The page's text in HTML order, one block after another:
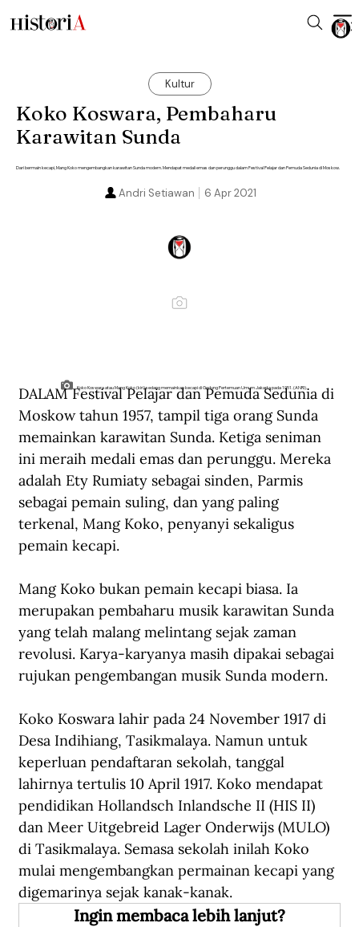
Kultur
Koko Koswara, Pembaharu
Karawitan Sunda
Dari bermain kecapi, Mang Koko mengembangkan karawitan Sunda modern. Mendapat medali emas dan perunggu dalam Festival Pelajar dan Pemuda Sedunia di Moskow.
6 Apr 2021
Andri Setiawan
Koko Koswara atau Mang Koko (kiri) sedang memainkan kecapi di Gedung Pertemuan Umum Jakarta pada 1951. (ANRI).
DALAM Festival Pelajar dan Pemuda Sedunia di
Moskow tahun 1957, tampil tiga orang Sunda
memainkan karawitan Sunda. Ketiga seniman
ini meraih medali emas dan perunggu. Mereka
adalah Ety Rumiaty sebagai sinden, Parmis
sebagai pemain suling, dan yang paling
terkenal, Mang Koko, penyanyi sekaligus
pemain kecapi.
Mang Koko bukan pemain kecapi biasa. Ia
merupakan pembaharu musik karawitan Sunda
yang telah malang melintang sejak zaman
revolusi. Karya-karyanya masih dipakai sebagai
rujukan pengembangan musik Sunda modern.
Koko Koswara lahir pada 24 November 1917 di
Desa Indihiang, Tasikmalaya. Namun untuk
keperluan pendaftaran sekolah, tanggal
lahirnya tertulis 10 April 1917. Koko mendapat
pendidikan Hollandsch Inlandsche II (HIS II)
dan Meer Uitgebreid Lager Onderwijs (MULO)
di Tasikmalaya. Semasa sekolah inilah Koko
mulai mengembangkan permainan kecapi yang
digemarinya sejak kanak-kanak.
Ingin membaca lebih lanjut?